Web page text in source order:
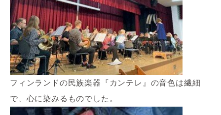
フィンランドの民族楽器『カンテレ』の音色は繊細
で、心に染みるものでした。